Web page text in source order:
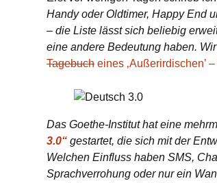
Handy oder Oldtimer, Happy End
– die Liste lässt sich beliebig
eine andere Bedeutung haben.
Tagebuch eines ‚Außerirdischen’
Das Goethe-Institut hat eine
3.0“ gestartet, die sich mit der
Welchen Einfluss haben SMS,
Sprachverrohung oder nur ein